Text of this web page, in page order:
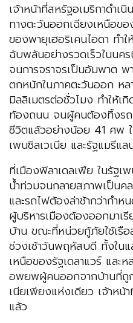
เจ้าหน้าที่สหรัฐอเมริกาดำเ
ทางตะวันออกเฉียงเหนือข
ของพายุเฮอริเคนไอดา ทำใ
ฉับพลันอย่างรวดเร็วในนค
จนการจราจรเป็นอัมพาต พ
ตกหนักในภาคตะวันออก ห
มิลลิเมตรต่อชั่วโมง ทำให้เ
ท้องถนน จนผู้คนต้องทิ้งรถ
ชีวิตแล้วอย่างน้อย 41 ศพ
เพนซิลเวเนีย และรัฐแมรีแล
ที่เมืองฟิลาเดลเฟีย ในรัฐเ
น้ำท่วมจนกลายสภาพเป็นค
และรถไฟต้องล่าช้ากว่ากำ
ผู้บริหารเมืองต้องออกมาเ
บ้าน ขณะที่หน่วยกู้ภัยใช้เรื
ช่วงเช้าวันพฤหัสบดี ทั้งใน
เหนือของรัฐเดลาแวร์ และ
อพยพผู้คนออกจากบ้านที่ถู
เนียเพียงแห่งเดียว เจ้าห
แล้ว